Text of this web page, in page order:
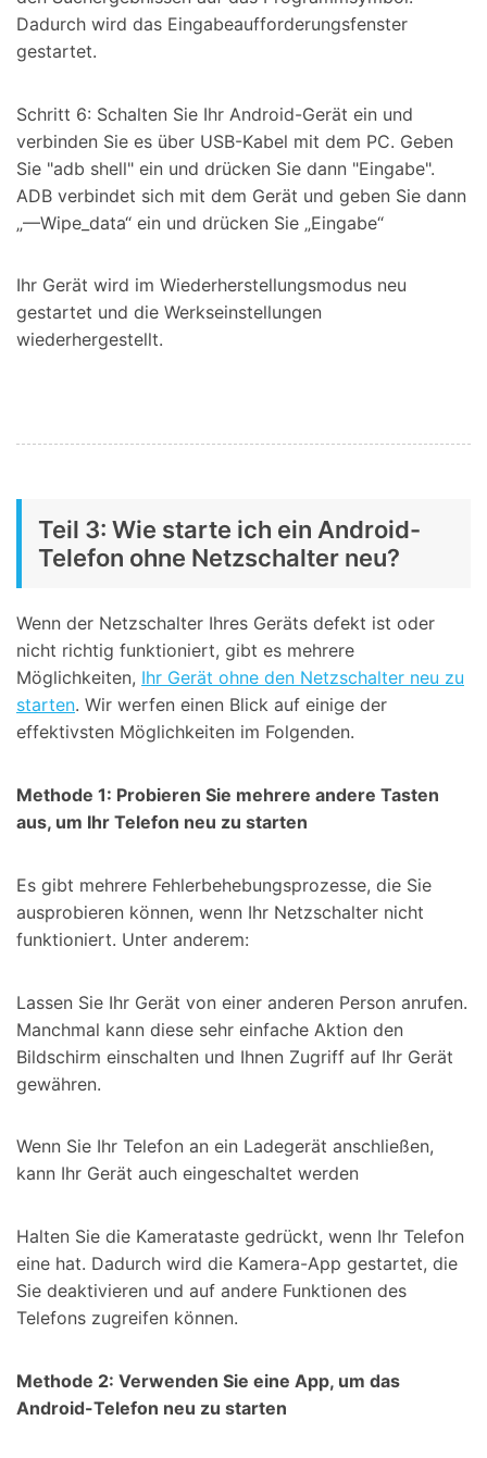
Dadurch wird das Eingabeaufforderungsfenster
gestartet.
Schritt 6: Schalten Sie Ihr Android-Gerät ein und
verbinden Sie es über USB-Kabel mit dem PC. Geben
Sie "adb shell" ein und drücken Sie dann "Eingabe".
ADB verbindet sich mit dem Gerät und geben Sie dann
„—Wipe_data“ ein und drücken Sie „Eingabe“
Ihr Gerät wird im Wiederherstellungsmodus neu
gestartet und die Werkseinstellungen
wiederhergestellt.
Teil 3: Wie starte ich ein Android-
Telefon ohne Netzschalter neu?
Wenn der Netzschalter Ihres Geräts defekt ist oder
nicht richtig funktioniert, gibt es mehrere
Möglichkeiten, Ihr Gerät ohne den Netzschalter neu zu
starten. Wir werfen einen Blick auf einige der
effektivsten Möglichkeiten im Folgenden.
Methode 1: Probieren Sie mehrere andere Tasten
aus, um Ihr Telefon neu zu starten
Es gibt mehrere Fehlerbehebungsprozesse, die Sie
ausprobieren können, wenn Ihr Netzschalter nicht
funktioniert. Unter anderem:
Lassen Sie Ihr Gerät von einer anderen Person anrufen.
Manchmal kann diese sehr einfache Aktion den
Bildschirm einschalten und Ihnen Zugriff auf Ihr Gerät
gewähren.
Wenn Sie Ihr Telefon an ein Ladegerät anschließen,
kann Ihr Gerät auch eingeschaltet werden
Halten Sie die Kamerataste gedrückt, wenn Ihr Telefon
eine hat. Dadurch wird die Kamera-App gestartet, die
Sie deaktivieren und auf andere Funktionen des
Telefons zugreifen können.
Methode 2: Verwenden Sie eine App, um das
Android-Telefon neu zu starten